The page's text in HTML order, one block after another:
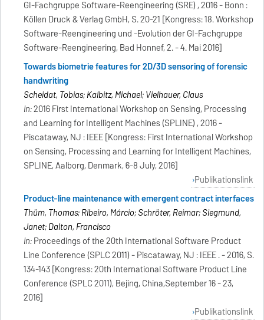
GI-Fachgruppe Software-Reengineering (SRE) , 2016 - Bonn :
Köllen Druck & Verlag GmbH, S. 20-21 [Kongress: 18. Workshop
Software-Reengineering und -Evolution der GI-Fachgruppe
Software-Reengineering, Bad Honnef, 2. - 4. Mai 2016]
Towards biometrie features for 2D/3D sensoring of forensic
handwriting
Scheidat, Tobias; Kalbitz, Michael; Vielhauer, Claus
In:2016 First International Workshop on Sensing, Processing
and Learning for Intelligent Machines (SPLINE) , 2016 -
Piscataway, NJ : IEEE [Kongress: First International Workshop
on Sensing, Processing and Learning for Intelligent Machines,
SPLINE, Aalborg, Denmark, 6-8 July, 2016]
Publikationslink
Product-line maintenance with emergent contract interfaces
Thüm, Thomas; Ribeiro, Márcio; Schröter, Reimar; Siegmund,
Janet; Dalton, Francisco
In:Proceedings of the 20th International Software Product
Line Conference (SPLC 2011) - Piscataway, NJ : IEEE . - 2016, S.
134-143 [Kongress: 20th International Software Product Line
Conference (SPLC 2011), Beijing, China,September 16 - 23,
2016]
Publikationslink